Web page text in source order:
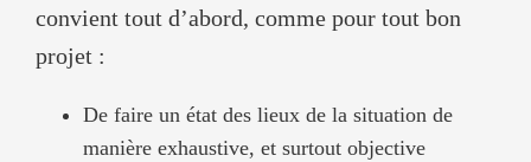
convient tout d’abord, comme pour tout bon
projet :
De faire un état des lieux de la situation de
manière exhaustive, et surtout objective